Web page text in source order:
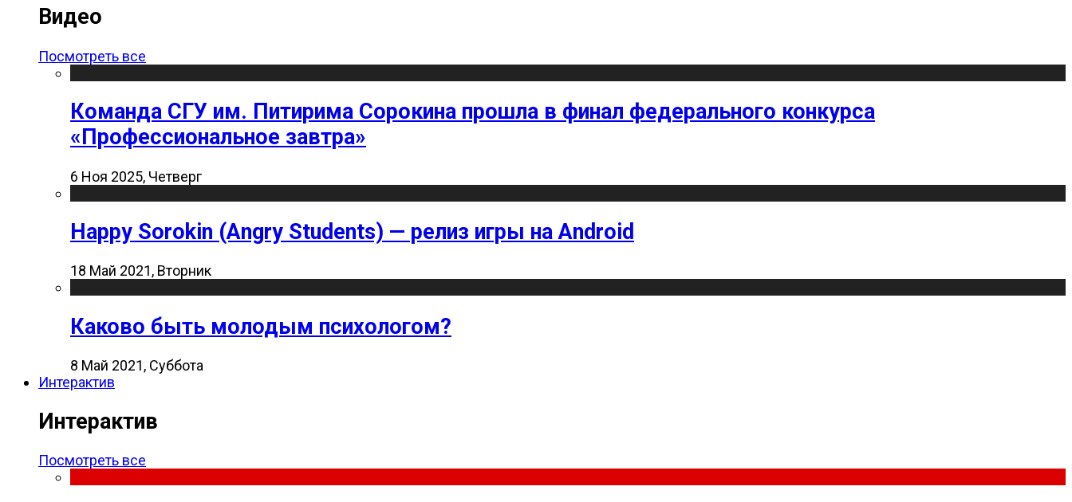
Видео
Посмотреть все
Команда СГУ им. Питирима Сорокина прошла в финал федерального конкурса
«Профессиональное завтра»
6 Ноя 2025, Четверг
Happy Sorokin (Angry Students) — релиз игры на Android
18 Май 2021, Вторник
Каково быть молодым психологом?
8 Май 2021, Суббота
Интерактив
Интерактив
Посмотреть все